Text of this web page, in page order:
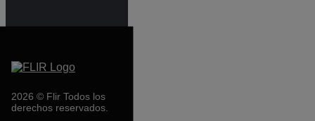
2026 © Flir Todos los
derechos reservados.